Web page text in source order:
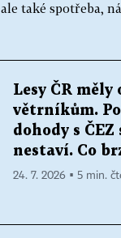
také spotřeba,
Lesy ČR
větrníkům.
dohody s ČEZ
nestaví. Co
24. 7. 2026 ▪ 5 min.